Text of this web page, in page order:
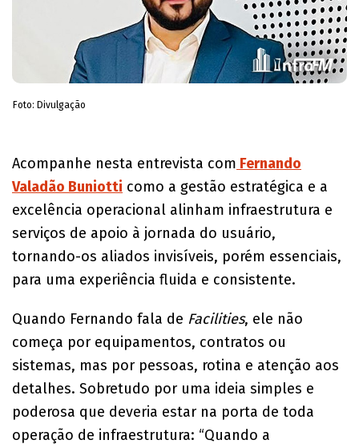
Foto: Divulgação
Acompanhe nesta entrevista com Fernando
Valadão Buniotti como a gestão estratégica e a
excelência operacional alinham infraestrutura e
serviços de apoio à jornada do usuário,
tornando-os aliados invisíveis, porém essenciais,
para uma experiência fluida e consistente.
Quando Fernando fala de Facilities, ele não
começa por equipamentos, contratos ou
sistemas, mas por pessoas, rotina e atenção aos
detalhes. Sobretudo por uma ideia simples e
poderosa que deveria estar na porta de toda
operação de infraestrutura: “Quando a